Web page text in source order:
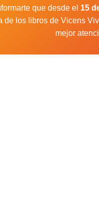
que desde el 15
de los libros de Vicens
mejor